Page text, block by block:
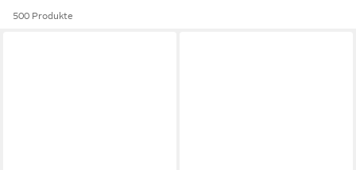
500 Produkte